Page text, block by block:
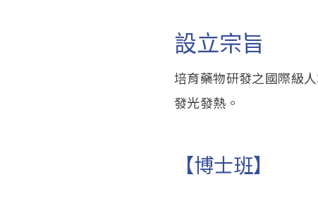
設立宗旨
培育藥物研發之國際級
發光發熱。
【博士班】